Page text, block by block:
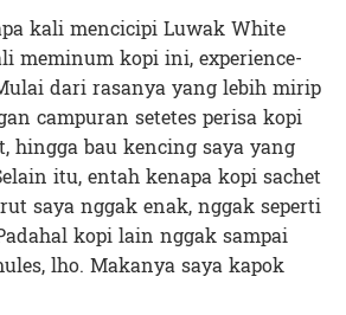
kali mencicipi Luwak White
meminum kopi ini, experience-
dari rasanya yang lebih mirip
campuran setetes perisa kopi
hingga bau kencing saya yang
itu, entah kenapa kopi sachet
saya nggak enak, nggak seperti
kopi lain nggak sampai
lho. Makanya saya kapok